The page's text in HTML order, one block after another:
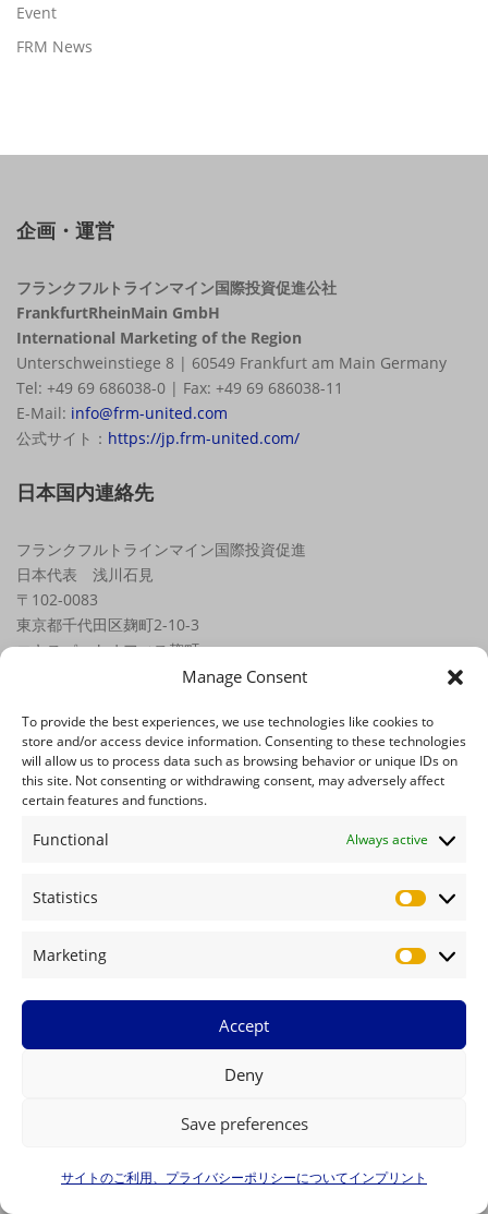
Manage Consent
To provide the best experiences, we use technologies like cookies to
store and/or access device information. Consenting to these technologies
will allow us to process data such as browsing behavior or unique IDs on
this site. Not consenting or withdrawing consent, may adversely affect
certain features and functions.
Functional Always active
Statistics Statistics
Marketing Marketing
Accept
Deny
Save preferences
サイトのご利用、プライバシーポリシーについてインプリント
Event
FRM News
企画・運営
フランクフルトラインマイン国際投資促進公社
FrankfurtRheinMain GmbH
International Marketing of the Region
Unterschweinstiege 8 | 60549 Frankfurt am Main Germany
Tel: +49 69 686038-0 | Fax: +49 69 686038-11
E-Mail: info@frm-united.com
公式サイト： https://jp.frm-united.com/
日本国内連絡先
フランクフルトラインマイン国際投資促進
日本代表 浅川石見
〒102-0083
東京都千代田区麹町2-10-3
エキスパートオフィス麹町
Tel.: +81 (0) 70 / 7470 8000
運営組織について
インプリント